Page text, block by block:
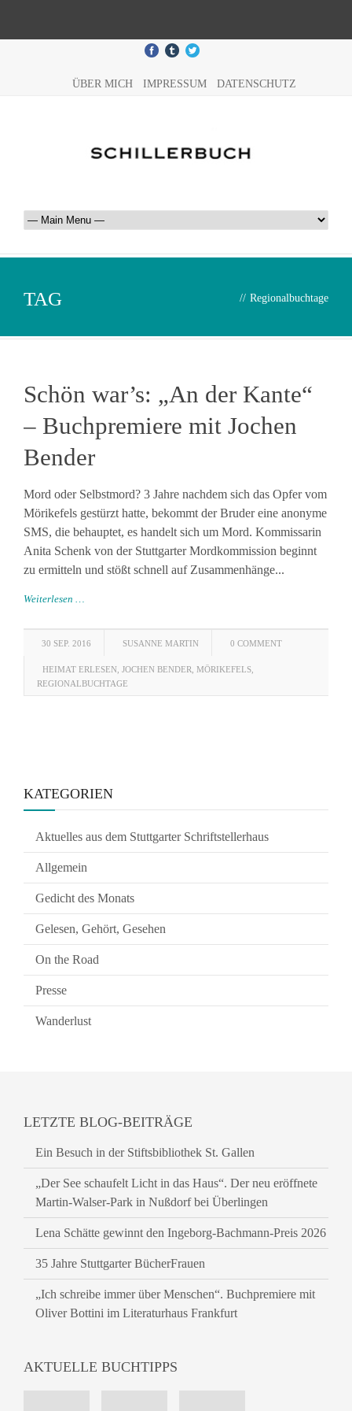
ÜBER MICH IMPRESSUM DATENSCHUTZ
TAG // Regionalbuchtage
Schön war’s: „An der Kante“
– Buchpremiere mit Jochen
Bender
Mord oder Selbstmord? 3 Jahre nachdem sich das Opfer vom
Mörikefels gestürzt hatte, bekommt der Bruder eine anonyme
SMS, die behauptet, es handelt sich um Mord. Kommissarin
Anita Schenk von der Stuttgarter Mordkommission beginnt
zu ermitteln und stößt schnell auf Zusammenhänge...
Weiterlesen …
30 SEP. 2016 SUSANNE MARTIN 0 COMMENT
HEIMAT ERLESEN JOCHEN BENDER MÖRIKEFELS
REGIONALBUCHTAGE
KATEGORIEN
Aktuelles aus dem Stuttgarter Schriftstellerhaus
Allgemein
Gedicht des Monats
Gelesen, Gehört, Gesehen
On the Road
Presse
Wanderlust
LETZTE BLOG-BEITRÄGE
Ein Besuch in der Stiftsbibliothek St. Gallen
„Der See schaufelt Licht in das Haus“. Der neu eröffnete
Martin-Walser-Park in Nußdorf bei Überlingen
Lena Schätte gewinnt den Ingeborg-Bachmann-Preis 2026
35 Jahre Stuttgarter BücherFrauen
„Ich schreibe immer über Menschen“. Buchpremiere mit
Oliver Bottini im Literaturhaus Frankfurt
AKTUELLE BUCHTIPPS